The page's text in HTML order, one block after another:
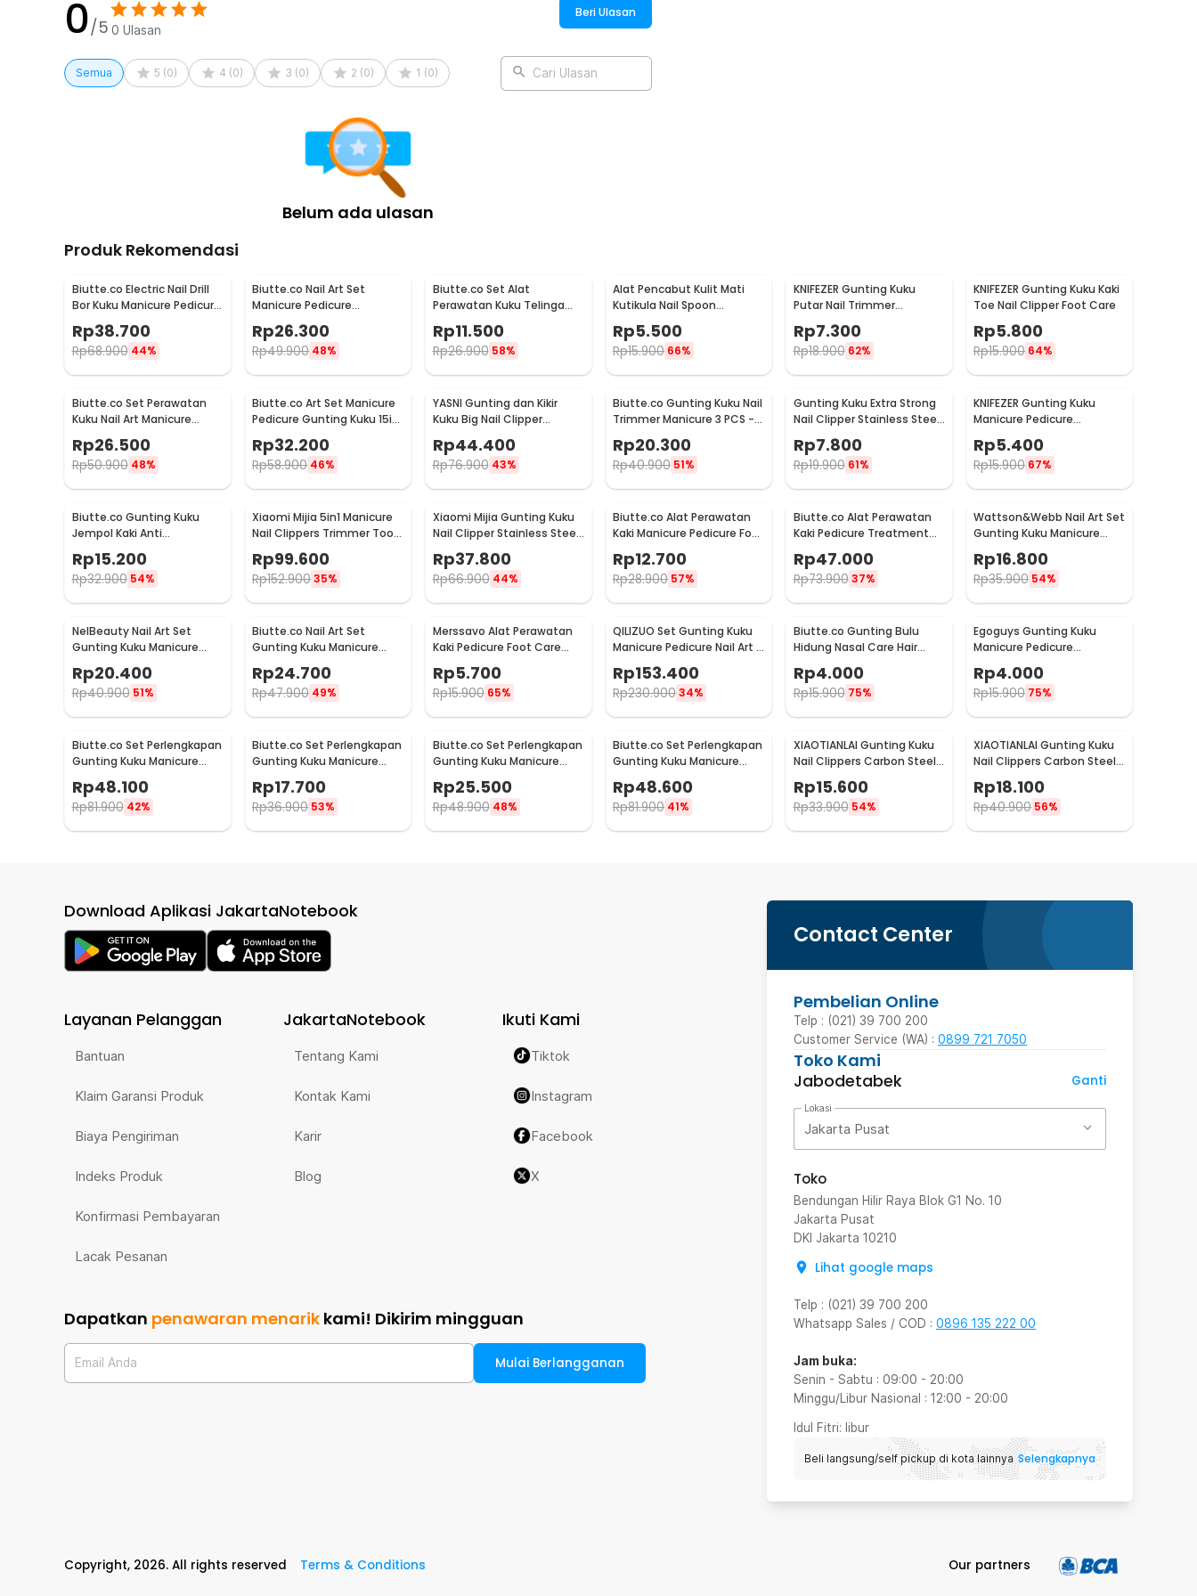
0/5 0 Ulasan
Beri Ulasan
Semua 5 (0) 4 (0) 3 (0) 2 (0) 1 (0) Cari Ulasan
Belum ada ulasan
Produk Rekomendasi
Biutte.co Electric Nail Drill
Bor Kuku Manicure Pedicure
20000RPM - JMD-100
Rp38.700
Rp68.900 44%
Biutte.co Nail Art Set
Manicure Pedicure
Stainless Steel 12 PCS -
012A
Rp26.300
Rp49.900 48%
Biutte.co Set Alat
Perawatan Kuku Telinga
Rp11.500
Rp26.900 58%
Alat Pencabut Kulit Mati
Kutikula Nail Spoon
Rp5.500
Rp15.900 66%
KNIFEZER Gunting Kuku
Putar Nail Trimmer
Manicure - MZ-017
Rp7.300
Rp18.900 62%
KNIFEZER Gunting Kuku Kaki
Toe Nail Clipper Foot Care
Rp5.800
Rp15.900 64%
Biutte.co Set Perawatan
Kuku Nail Art Manicure
Pedicure 16in1 - MJ1096-01
Rp26.500
Rp50.900 48%
Biutte.co Art Set Manicure
Pedicure Gunting Kuku 15in1
- MR-6103
Rp32.200
Rp58.900 46%
YASNI Gunting dan Kikir
Kuku Big Nail Clipper
J0087
Rp44.400
Rp76.900 43%
Biutte.co Gunting Kuku Nail
Trimmer Manicure 3 PCS -
Rp20.300
Rp40.900 51%
Gunting Kuku Extra Strong
Nail Clipper Stainless Steel
Rp7.800
Rp19.900 61%
KNIFEZER Gunting Kuku
Manicure Pedicure
Steel - Y-02ZJQ
Rp5.400
Rp15.900 67%
Biutte.co Gunting Kuku
Jempol Kaki Anti
MZ-020
Rp15.200
Rp32.900 54%
Xiaomi Mijia 5in1 Manicure
Nail Clippers Trimmer Tool
Set - MJZJD002QW
Rp99.600
Rp152.90035%
Xiaomi Mijia Gunting Kuku
Nail Clipper Stainless Steel
- MJZJD001QW
Rp37.800
Rp66.900 44%
Biutte.co Alat Perawatan
Kaki Manicure Pedicure Foot
Rp12.700
Rp28.900 57%
Biutte.co Alat Perawatan
Kaki Pedicure Treatment
Rp47.000
Rp73.900 37%
Wattson&Webb Nail Art Set
Gunting Kuku Manicure
Pedicure 12 PCS - B07T
Rp16.800
Rp35.900 54%
NelBeauty Nail Art Set
Gunting Kuku Manicure
Rp20.400
Rp40.900 51%
Biutte.co Nail Art Set
Gunting Kuku Manicure
Rp24.700
Rp47.900 49%
Merssavo Alat Perawatan
Kaki Pedicure Foot Care
Rp5.700
Rp15.900 65%
QILIZUO Set Gunting Kuku
Manicure Pedicure Nail Art 9
PCS - 309
Rp153.400
Rp230.90034%
Biutte.co Gunting Bulu
Hidung Nasal Care Hair
Rp4.000
Rp15.900 75%
Egoguys Gunting Kuku
Manicure Pedicure
Steel - NT97
Rp4.000
Rp15.900 75%
Biutte.co Set Perlengkapan
Gunting Kuku Manicure
Pedicure Nail Clipper 18 PCS
- S0M020
Rp48.100
Rp81.900 42%
Biutte.co Set Perlengkapan
Gunting Kuku Manicure
- S0M020
Rp17.700
Rp36.900 53%
Biutte.co Set Perlengkapan
Gunting Kuku Manicure
- S0M020
Rp25.500
Rp48.900 48%
Biutte.co Set Perlengkapan
Gunting Kuku Manicure
Pedicure Nail Clipper 16 PCS
- S0M020
Rp48.600
Rp81.900 41%
XIAOTIANLAI Gunting Kuku
Nail Clippers Carbon Steel
Mr-1111 - XGK
Rp15.600
Rp33.900 54%
XIAOTIANLAI Gunting Kuku
Nail Clippers Carbon Steel
Mr-1112 - XGK
Rp18.100
Rp40.900 56%
Contact Center
Pembelian Online
Telp : (021) 39 700 200
Customer Service (WA) : 0899 721 7050
Toko Kami
Jabodetabek
Ganti
Lokasi
Jakarta Pusat
Toko
Bendungan Hilir Raya Blok G1 No. 10
Jakarta Pusat
DKI Jakarta 10210
Lihat google maps
Telp : (021) 39 700 200
Whatsapp Sales / COD : 0896 135 222 00
Jam buka:
Senin - Sabtu : 09:00 - 20:00
Minggu/Libur Nasional : 12:00 - 20:00
Idul Fitri: libur
Beli langsung/self pickup di kota lainnya Selengkapnya
Download Aplikasi JakartaNotebook
Layanan Pelanggan
Bantuan
Klaim Garansi Produk
Biaya Pengiriman
Indeks Produk
Konfirmasi Pembayaran
Lacak Pesanan
JakartaNotebook
Tentang Kami
Kontak Kami
Karir
Blog
Ikuti Kami
Tiktok
Instagram
Facebook
X
Dapatkan penawaran menarik kami! Dikirim mingguan
Email Anda Mulai Berlangganan
Copyright, 2026. All rights reserved Terms & Conditions Our partners